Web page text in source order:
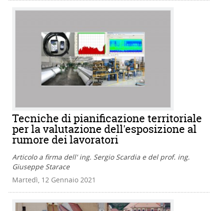
Tecniche di pianificazione territoriale
per la valutazione dell'esposizione al
rumore dei lavoratori
Articolo a firma dell' ing. Sergio Scardia e del prof. ing.
Giuseppe Starace
Martedì, 12 Gennaio 2021